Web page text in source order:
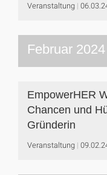
Veranstaltung
Februar 2024
EmpowerHER
Chancen und
Gründerin
Veranstaltung